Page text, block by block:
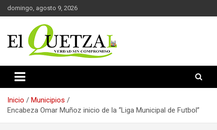
Saltar
al
domingo, agosto 9, 2026
El Quetzal de Cholula
Inicio
Municipios
Encabeza Omar Muñoz inicio de la “Liga Municipal de Futbol”